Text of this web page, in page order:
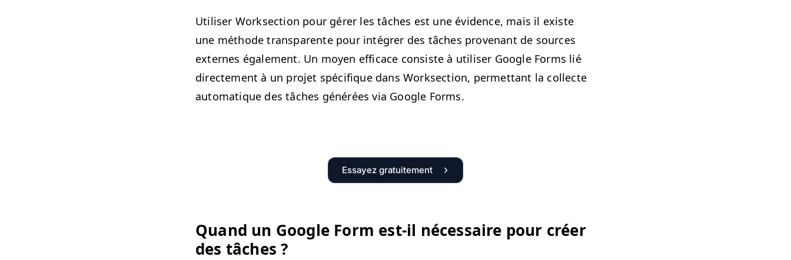
Utilis­er Work­sec­tion pour gér­er les tâch­es est une évi­dence, mais il existe
une méth­ode trans­par­ente pour inté­gr­er des tâch­es provenant de sources
externes égale­ment. Un moyen effi­cace con­siste à utilis­er Google Forms lié
directe­ment à un pro­jet spé­ci­fique dans Work­sec­tion, per­me­t­tant la col­lecte
automa­tique des tâch­es générées via Google Forms.
Essayez gratuitement
Quand un Google Form est-il néces­saire pour créer
des tâches ?